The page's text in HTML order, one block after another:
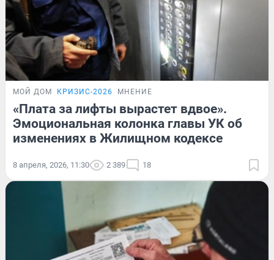
МОЙ ДОМ КРИЗИС-2026 МНЕНИЕ
«Плата за лифты вырастет вдвое».
Эмоциональная колонка главы УК об
изменениях в Жилищном кодексе
8 апреля, 2026, 11:30 2 389 18